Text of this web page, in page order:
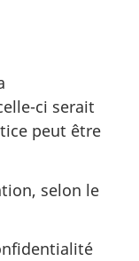
ci serait
peut être
selon le